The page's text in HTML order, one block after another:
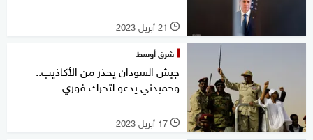
l 21 أبريل 2023
شرق أوسط
جيش السودان يحذر من الأكاذيب..
وحميدتي يدعو لتحرك فوري
l 17 أبريل 2023